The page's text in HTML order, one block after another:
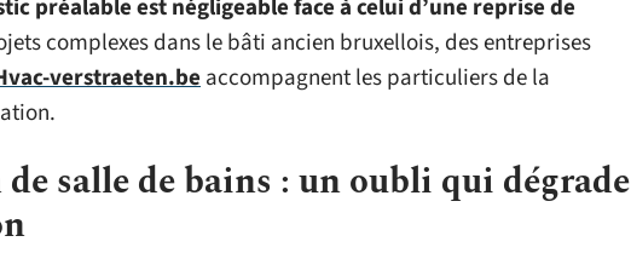
préalable est négligeable face à celui d’une reprise de
complexes dans le bâti ancien bruxellois, des entreprises
verstraeten.beaccompagnent les particuliers de la
salle de bains : un oubli qui dégrade